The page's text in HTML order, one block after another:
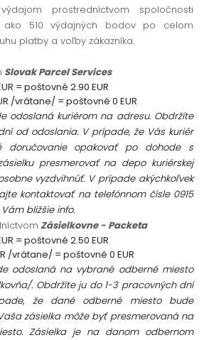
prostredníctvom spoločnosti
ako 510 výdajných bodov po celom
platby a voľby zákazníka.
Slovak Parcel Services
= poštovné 2.90 EUR
/vrátane/ = poštovné 0 EUR
odoslaná kuriérom na adresu. Obdržíte
od odoslania. V prípade, že Vás kuriér
doručovanie opakovať po dohode s
presmerovať na depo kuriérskej
vyzdvihnúť. V prípade akýchkoľvek
kontaktovať na telefónnom čísle 0915
bližšie info.
Zásielkovne - Packeta
= poštovné 2.50 EUR
/vrátane/ = poštovné 0 EUR
odoslaná na vybrané odberné miesto
. Obdržíte ju do 1-3 pracovných dní
že dané odberné miesto bude
zásielka môže byť presmerovaná na
Zásielka je na danom odbernom